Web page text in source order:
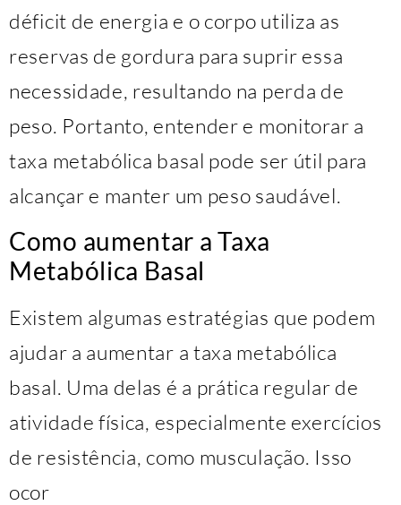
déficit de energia e o corpo utiliza as
reservas de gordura para suprir essa
necessidade, resultando na perda de
peso. Portanto, entender e monitorar a
taxa metabólica basal pode ser útil para
alcançar e manter um peso saudável.
Como aumentar a Taxa
Metabólica Basal
Existem algumas estratégias que podem
ajudar a aumentar a taxa metabólica
basal. Uma delas é a prática regular de
atividade física, especialmente exercícios
de resistência, como musculação. Isso
ocor